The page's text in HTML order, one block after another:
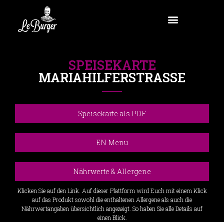
SPEISEKARTE
MARIAHILFERSTRASSE
Speisekarte als PDF
EN Menu
Nährwerte & Allergene
Klicken Sie auf den Link. Auf dieser Plattform wird Euch mit einem Klick
auf das Produkt sowohl die enthaltenen Allergene als auch die
Nährwertangaben übersichtlich angezeigt. So haben Sie alle Details auf
einen Blick.